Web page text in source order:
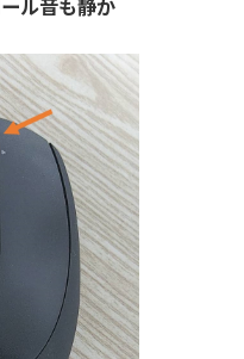
ル音も静か